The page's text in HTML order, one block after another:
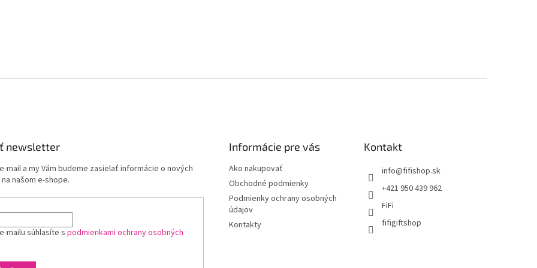
newsletter
mail a my Vám budeme zasielať informácie o nových
našom e-shope.
mailu súhlasíte s podmienkami ochrany osobných
Informácie pre vás
Ako nakupovať
Obchodné podmienky
Podmienky ochrany osobných
údajov
Kontakty
Kontakt
info@fifishop.sk
+421 950 439 962
FiFi
fifigiftshop